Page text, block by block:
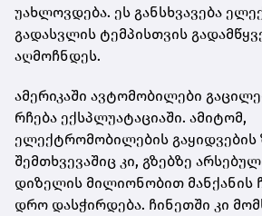
უახლოვდება. ეს განსხვავება
გადასვლის ტემპისთვის
აღმოჩნდეს.
ამერიკაში ავტომობილები
რჩება ექსპლუატაციაში. ამიტომ,
ელექტრომობილების გაყიდვების
შემთხვევაშიც კი, გზებზე
დიზელის მილიონობით მანქანის
დრო დასჭირდება. ჩინეთში კი